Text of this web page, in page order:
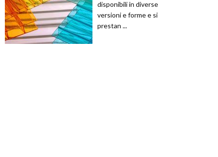
disponibili in diverse
versioni e forme e si
prestan ...